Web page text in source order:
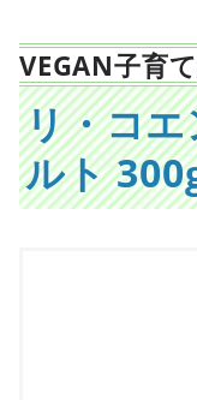
VEGAN子育
リ・コ
ルト